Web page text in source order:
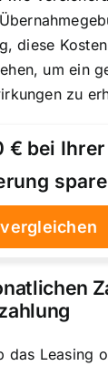
diese
um ein
zu
€ bei Ihrer
das Leasing